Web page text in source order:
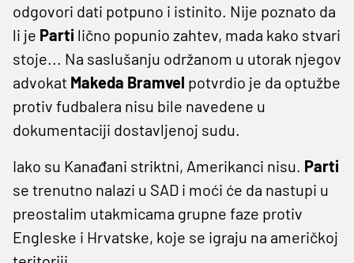
odgovori dati potpuno i istinito. Nije poznato da
li je Parti lično popunio zahtev, mada kako stvari
stoje... Na saslušanju održanom u utorak njegov
advokat Makeda Bramvel potvrdio je da optužbe
protiv fudbalera nisu bile navedene u
dokumentaciji dostavljenoj sudu.
Iako su Kanađani striktni, Amerikanci nisu. Parti
se trenutno nalazi u SAD i moći će da nastupi u
preostalim utakmicama grupne faze protiv
Engleske i Hrvatske, koje se igraju na američkoj